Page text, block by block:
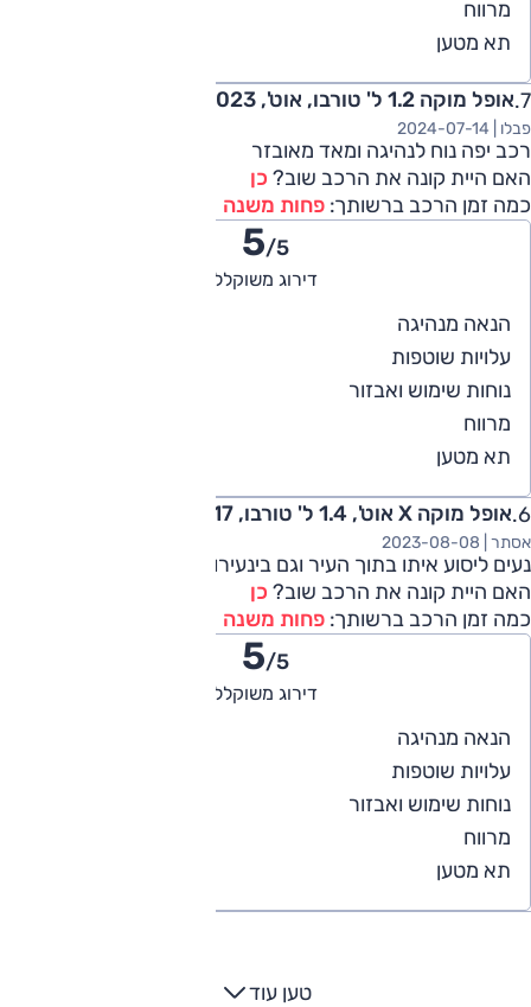
אופל מוקה X אוט', 1.4 ל' טורבו, Enjoy 2017
אסתר | 2023-08-08
נעים ליסוע איתו בתוך העיר וגם בינעירוני
האם היית קונה את הרכב שוב? כן
כמה זמן הרכב ברשותך: פחות משנה
5/5
דירוג משוקלל
הנאה מנהיגה
עלויות שוטפות
נוחות שימוש ואבזור
מרווח
תא מטען
אופל מוקה 1.2 ל' טורבו, אוט', Elegance 2023
פבלו | 2024-07-14
רכב יפה נוח לנהיגה ומאד מאובזר
האם היית קונה את הרכב שוב? כן
כמה זמן הרכב ברשותך: פחות משנה
5/5
דירוג משוקלל
הנאה מנהיגה
עלויות שוטפות
נוחות שימוש ואבזור
מרווח
תא מטען
מרווח
תא מטען
טען עוד